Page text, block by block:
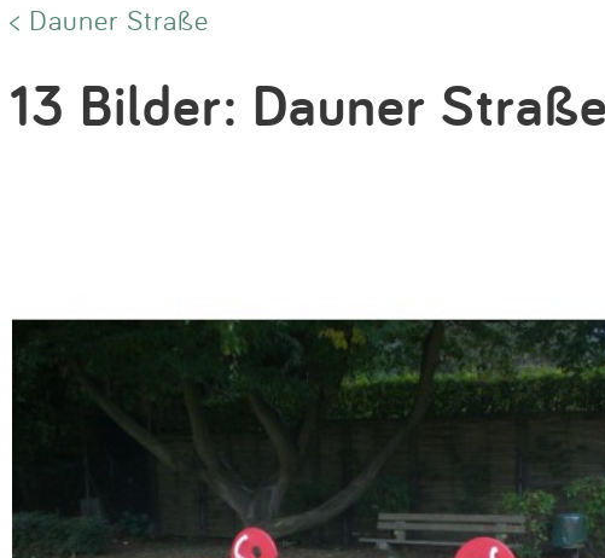
< Dauner Straße
13 Bilder: Dauner Straße